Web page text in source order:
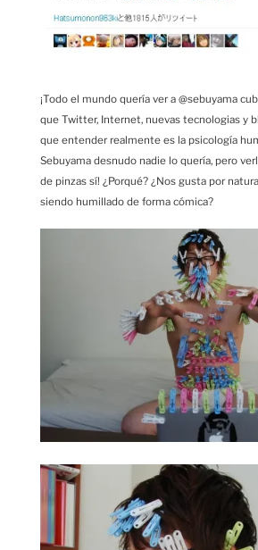
¡Todo el mundo quería ver a @sebuyama
que Twitter, Internet, nuevas tecnologias y
que entender realmente es la psicología
Sebuyama desnudo nadie lo quería, pero
de pinzas sí! ¿Porqué? ¿Nos gusta por
siendo humillado de forma cómica?